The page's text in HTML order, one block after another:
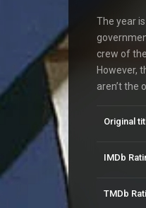
The year
crew of
However,
aren’t the
Original
IMDb
TMDb